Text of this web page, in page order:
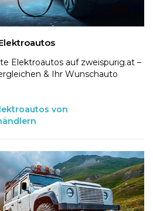
Elektroautos auf zweispurig.at –
& Ihr Wunschauto
von